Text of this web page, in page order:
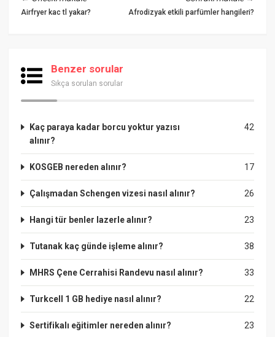
Airfryer kac tl yakar? Afrodizyak etkili parfümler hangileri?
Benzer sorular
Sıkça sorulan sorular
42
Kaç paraya kadar borcu yoktur yazısı
alınır?
17
KOSGEB nereden alınır?
26
Çalışmadan Schengen vizesi nasıl alınır?
23
Hangi tür benler lazerle alınır?
38
Tutanak kaç günde işleme alınır?
33
MHRS Çene Cerrahisi Randevu nasıl alınır?
22
Turkcell 1 GB hediye nasıl alınır?
23
Sertifikalı eğitimler nereden alınır?